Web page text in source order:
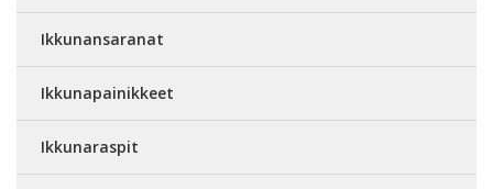
Ikkunansaranat
Ikkunapainikkeet
Ikkunaraspit